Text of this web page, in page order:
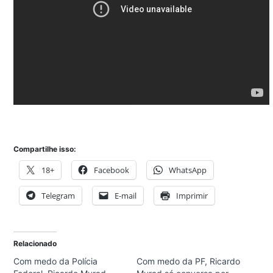
Compartilhe isso:
18+ Facebook WhatsApp
Telegram E-mail Imprimir
Relacionado
Com medo da Polícia
Com medo da PF, Ricardo